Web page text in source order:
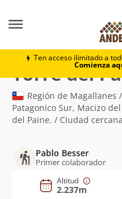
Ten acceso ilimitado a
Comienza
Torre
Torre del
Región de Magallanes
Patagonico Sur, Macizo
del Paine. / Ciudad
Pablo Besser
Primer colaborador
Altitud
2.237m